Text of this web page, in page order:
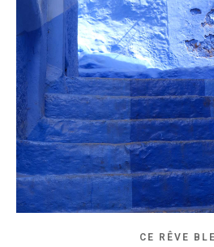
CE RÊVE